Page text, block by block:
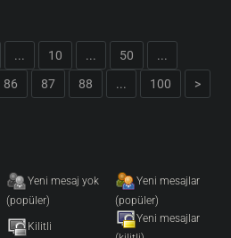
... 10 ... 50
...
86 87 88 ... 100
>
Yeni mesaj yok
(popüler)
Yeni mesajlar
(popüler)
Kilitli
Yeni mesajlar